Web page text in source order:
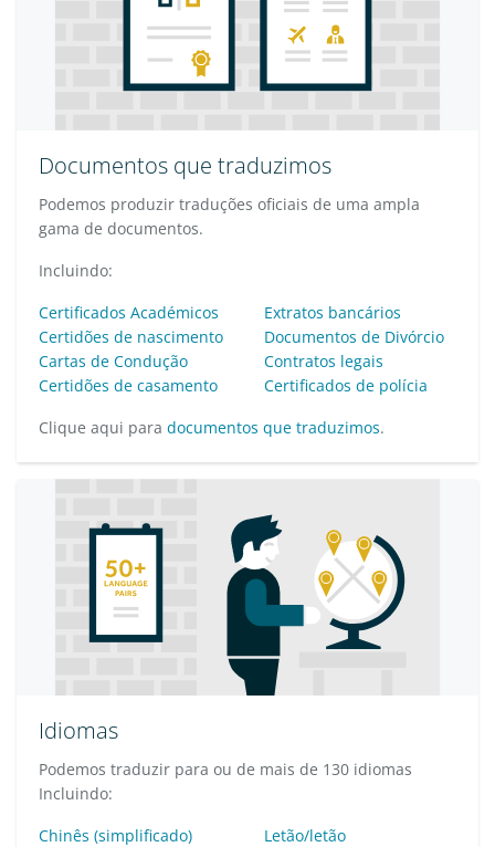
Documentos que traduzimos
Podemos produzir traduções oficiais de uma ampla
gama de documentos.
Incluindo:
Certificados Académicos
Extratos bancários
Certidões de nascimento
Documentos de Divórcio
Cartas de Condução
Contratos legais
Certidões de casamento
Certificados de polícia
Clique aqui para documentos que traduzimos.
Idiomas
Podemos traduzir para ou de mais de 130 idiomas
Incluindo:
Chinês (simplificado)
Letão/letão